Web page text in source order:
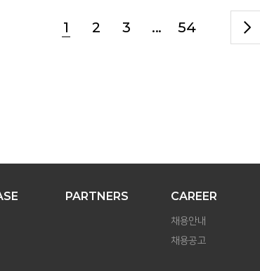
1 2 3 ... 54
PARTNERS CAREER
채용안내
채용공고